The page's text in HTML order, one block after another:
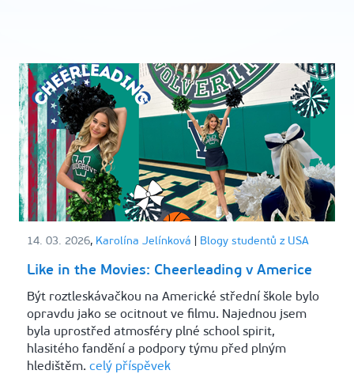
14. 03. 2026, Karolína Jelínková Blogy studentů z USA
Like in the Movies: Cheerleading v Americe
Být roztleskávačkou na Americké střední škole bylo
opravdu jako se ocitnout ve filmu. Najednou jsem
byla uprostřed atmosféry plné school spirit,
hlasitého fandění a podpory týmu před plným
hledištěm. celý příspěvek